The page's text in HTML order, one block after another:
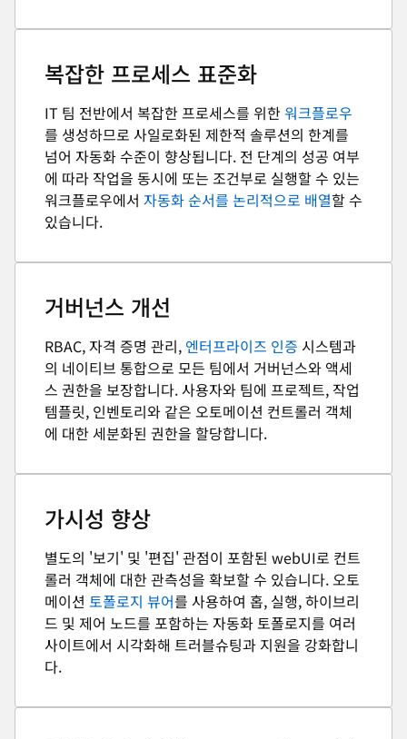
복잡한 프로세스 표준화
IT 팀 전반에서 복잡한 프로세스를 위한워크플로우
를 생성하므로 사일로화된 제한적 솔루션의 한계를
넘어 자동화 수준이 향상됩니다. 전 단계의 성공 여부
에 따라 작업을 동시에 또는 조건부로 실행할 수 있는
워크플로우에서 자동화 순서를 논리적으로 배열할 수
있습니다.
거버넌스 개선
RBAC, 자격 증명 관리, 엔터프라이즈 인증 시스템과
의 네이티브 통합으로 모든 팀에서 거버넌스와 액세
스 권한을 보장합니다. 사용자와 팀에 프로젝트, 작업
템플릿, 인벤토리와 같은 오토메이션 컨트롤러 객체
에 대한 세분화된 권한을 할당합니다.
가시성 향상
별도의 '보기' 및 '편집' 관점이 포함된 webUI로 컨트
롤러 객체에 대한 관측성을 확보할 수 있습니다. 오토
메이션 토폴로지 뷰어를 사용하여 홉, 실행, 하이브리
드 및 제어 노드를 포함하는 자동화 토폴로지를 여러
사이트에서 시각화해 트러블슈팅과 지원을 강화합니
다.